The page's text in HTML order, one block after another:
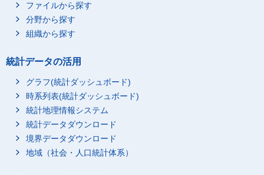
ファイルから探す
分野から探す
組織から探す
統計データの活用
グラフ(統計ダッシュボード)
時系列表(統計ダッシュボード)
統計地理情報システム
統計データダウンロード
境界データダウンロード
地域（社会・人口統計体系）